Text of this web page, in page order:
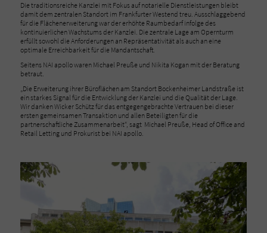
Die traditionsreiche Kanzlei mit Fokus auf notarielle Dienstleistungen bleibt
damit dem zentralen Standort im Frankfurter Westend treu. Ausschlaggebend
für die Flächenerweiterung war der erhöhte Raumbedarf infolge des
kontinuierlichen Wachstums der Kanzlei. Die zentrale Lage am Opernturm
erfüllt sowohl die Anforderungen an Repräsentativität als auch an eine
optimale Erreichbarkeit für die Mandantschaft.
Seitens NAI apollo waren Michael Preuße und Nikita Kogan mit der Beratung
betraut.
„Die Erweiterung ihrer Büroflächen am Standort Bockenheimer Landstraße ist
ein starkes Signal für die Entwicklung der Kanzlei und die Qualität der Lage.
Wir danken Wicker Schütz für das entgegengebrachte Vertrauen bei dieser
ersten gemeinsamen Transaktion und allen Beteiligten für die
partnerschaftliche Zusammenarbeit“, sagt Michael Preuße, Head of Office and
Retail Letting und Prokurist bei NAI apollo.